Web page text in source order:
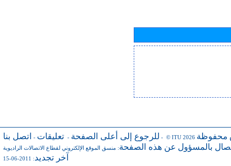
للرجوع إلى أعلى الصفحة - تعليقات - اتصل بنا - © ITU 2026 محفوظة
بالمسؤول عن هذه الصفحة: منسق الموقع الإلكتروني لقطاع الاتصالات الراديوية
آخر تجديد: 2011-06-15